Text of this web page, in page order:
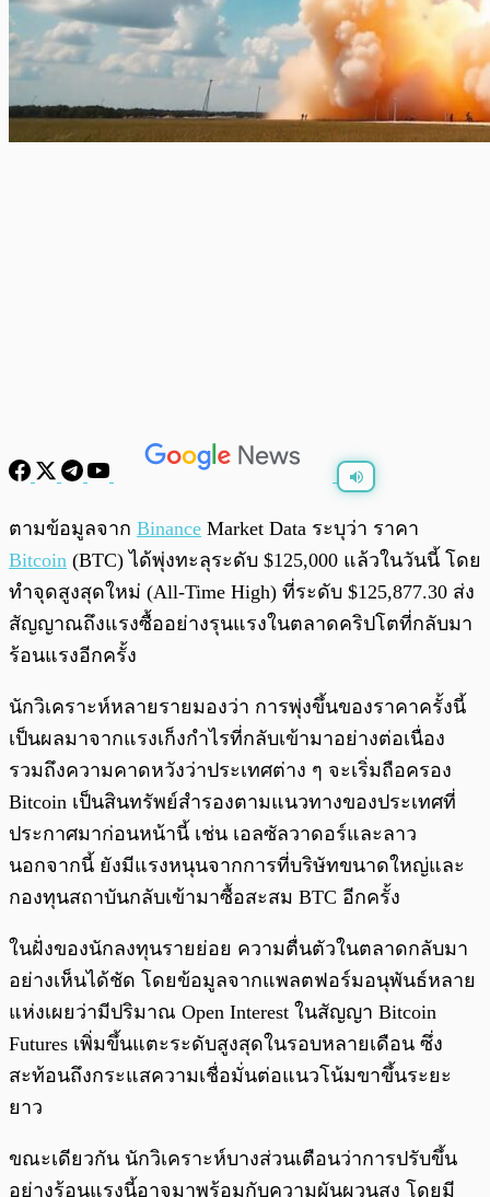
ตามข้อมูลจาก Binance Market Data ระบุว่า ราคา
Bitcoin (BTC) ได้พุ่งทะลุระดับ $125,000 แล้วในวันนี้ โดย
ทำจุดสูงสุดใหม่ (All-Time High) ที่ระดับ $125,877.30 ส่ง
สัญญาณถึงแรงซื้ออย่างรุนแรงในตลาดคริปโตที่กลับมา
ร้อนแรงอีกครั้ง
นักวิเคราะห์หลายรายมองว่า การพุ่งขึ้นของราคาครั้งนี้
เป็นผลมาจากแรงเก็งกำไรที่กลับเข้ามาอย่างต่อเนื่อง
รวมถึงความคาดหวังว่าประเทศต่าง ๆ จะเริ่มถือครอง
Bitcoin เป็นสินทรัพย์สำรองตามแนวทางของประเทศที่
ประกาศมาก่อนหน้านี้ เช่น เอลซัลวาดอร์และลาว
นอกจากนี้ ยังมีแรงหนุนจากการที่บริษัทขนาดใหญ่และ
กองทุนสถาบันกลับเข้ามาซื้อสะสม BTC อีกครั้ง
ในฝั่งของนักลงทุนรายย่อย ความตื่นตัวในตลาดกลับมา
อย่างเห็นได้ชัด โดยข้อมูลจากแพลตฟอร์มอนุพันธ์หลาย
แห่งเผยว่ามีปริมาณ Open Interest ในสัญญา Bitcoin
Futures เพิ่มขึ้นแตะระดับสูงสุดในรอบหลายเดือน ซึ่ง
สะท้อนถึงกระแสความเชื่อมั่นต่อแนวโน้มขาขึ้นระยะ
ยาว
ขณะเดียวกัน นักวิเคราะห์บางส่วนเตือนว่าการปรับขึ้น
อย่างร้อนแรงนี้อาจมาพร้อมกับความผันผวนสูง โดยมี